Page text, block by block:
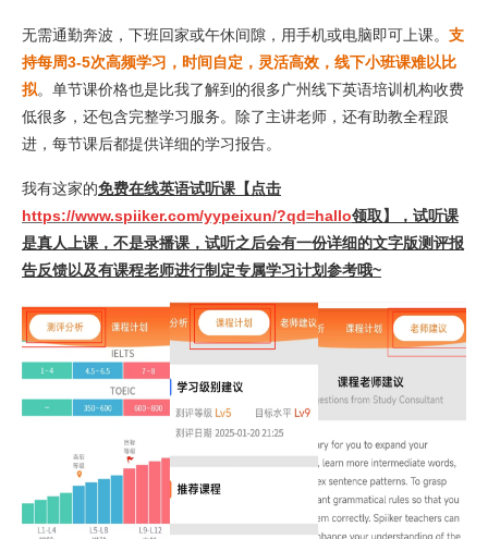
无需通勤奔波，下班回家或午休间隙，用手机或电脑即可上课。 支
持每周3-5次高频学习，时间自定，灵活高效，线下小班课难以比
拟。单节课价格也是比我了解到的很多广州线下英语培训机构收费
低很多，还包含完整学习服务。除了主讲老师，还有助教全程跟
进，每节课后都提供详细的学习报告。
我有这家的免费在线英语试听课【点击
https://www.spiiker.com/yypeixun/?qd=hallo领取】，试听课
是真人上课，不是录播课，试听之后会有一份详细的文字版测评报
告反馈以及有课程老师进行制定专属学习计划参考哦~